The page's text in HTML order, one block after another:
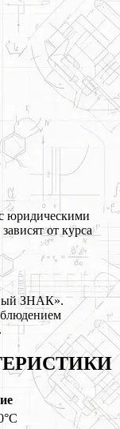
юридическими
от курса
ЗНАК».